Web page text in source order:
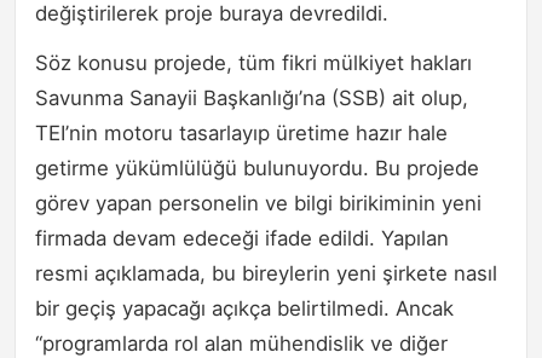
değiştirilerek proje buraya devredildi.
Söz konusu projede, tüm fikri mülkiyet hakları
Savunma Sanayii Başkanlığı’na (SSB) ait olup,
TEI’nin motoru tasarlayıp üretime hazır hale
getirme yükümlülüğü bulunuyordu. Bu projede
görev yapan personelin ve bilgi birikiminin yeni
firmada devam edeceği ifade edildi. Yapılan
resmi açıklamada, bu bireylerin yeni şirkete nasıl
bir geçiş yapacağı açıkça belirtilmedi. Ancak
“programlarda rol alan mühendislik ve diğer